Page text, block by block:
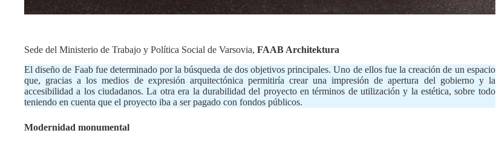
Sede del Ministerio de Trabajo y Política Social de Varsovia, FAAB Architektura
El diseño de Faab fue determinado por la búsqueda de dos objetivos principales. Uno de ellos fue la creación de un espacio
que, gracias a los medios de expresión arquitectónica permitiría crear una impresión de apertura del gobierno y la
accesibilidad a los ciudadanos. La otra era la durabilidad del proyecto en términos de utilización y la estética, sobre todo
teniendo en cuenta que el proyecto iba a ser pagado con fondos públicos.
Modernidad monumental